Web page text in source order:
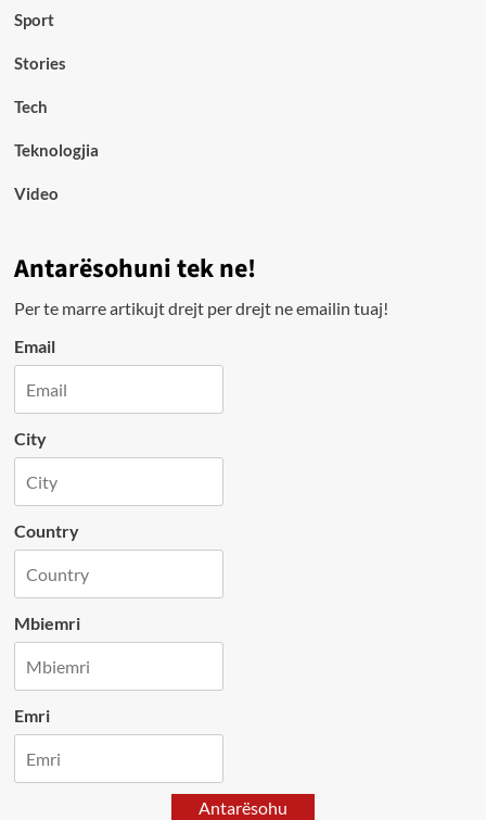
Sport
Stories
Tech
Teknologjia
Video
Antarësohuni tek ne!
Per te marre artikujt drejt per drejt ne emailin tuaj!
Email
City
Country
Mbiemri
Emri
Antarësohu